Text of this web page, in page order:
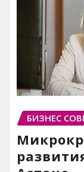
БИЗНЕС